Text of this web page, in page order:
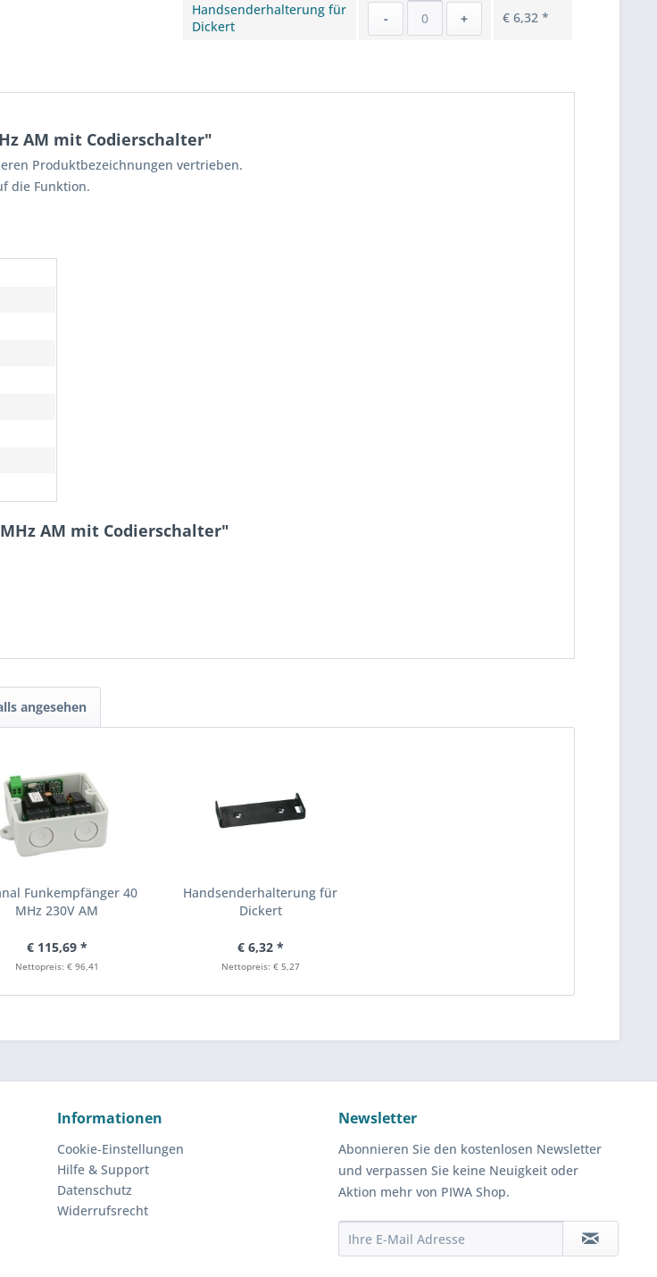
Handsenderhalterung für
Dickert
- + € 6,32 *
AM mit Codierschalter"
Produktbezeichnungen vertrieben.
die Funktion.
AM mit Codierschalter"
angesehen
Funkempfänger 40
MHz 230V AM
€ 115,69 *
Nettopreis: € 96,41
Handsenderhalterung für
Dickert
€ 6,32 *
Nettopreis: € 5,27
Informationen
Cookie-Einstellungen
Hilfe & Support
Datenschutz
Widerrufsrecht
Newsletter
Abonnieren Sie den kostenlosen Newsletter
und verpassen Sie keine Neuigkeit oder
Aktion mehr von PIWA Shop.